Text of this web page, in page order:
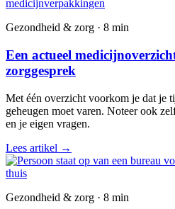
Gezondheid & zorg · 8 min
Een actueel
zorggesprek
Met één overzicht voorkom je dat je
geheugen moet varen. Noteer ook
en je eigen vragen.
Lees artikel →
Gezondheid & zorg · 8 min